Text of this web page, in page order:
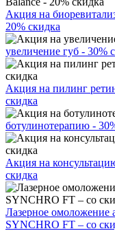
Акция на
20% скидка
увеличение губ - 30%
Акция на пилинг
скидка
ботулинотерапию -
Акция на
скидка
Лазерное
SYNCHRO FT – со